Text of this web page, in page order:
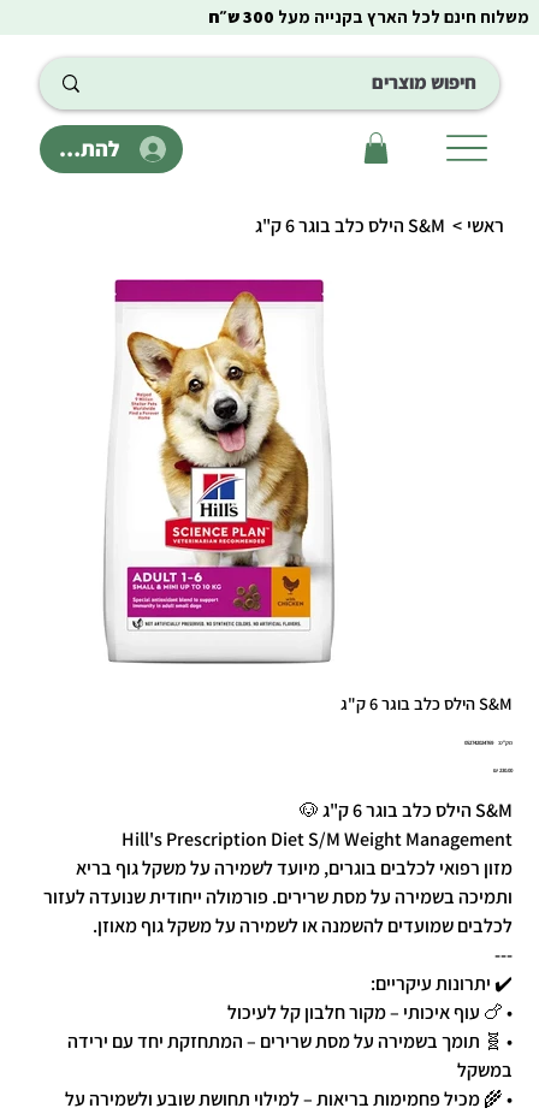
להתחבר
משלוח חינם לכל הארץ בקנייה מעל 300 ש״ח
ראשי > S&M הילס כלב בוגר 6 ק"ג
S&M הילס כלב בוגר 6 ק"ג
מק"ט:
מק"ט
052742024769
מחיר‏230.00 ‏₪
S&M הילס כלב בוגר 6 ק"ג 🐶
Hill's Prescription Diet S/M Weight Management
מזון רפואי לכלבים בוגרים, מיועד לשמירה על משקל גוף בריא
ותמיכה בשמירה על מסת שרירים. פורמולה ייחודית שנועדה לעזור
לכלבים שמועדים להשמנה או לשמירה על משקל גוף מאוזן.
---
✔️ יתרונות עיקריים:
• 🍗 עוף איכותי – מקור חלבון קל לעיכול
• 🧬 תומך בשמירה על מסת שרירים – המתחזקת יחד עם ירידה
במשקל
• 🌾 מכיל פחמימות בריאות – למילוי תחושת שובע ולשמירה על